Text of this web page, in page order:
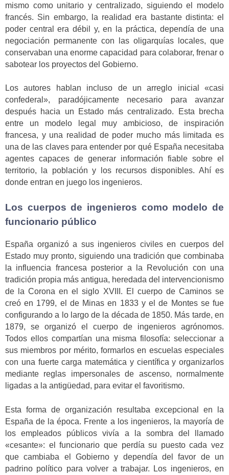
mismo como unitario y centralizado, siguiendo el modelo
francés. Sin embargo, la realidad era bastante distinta: el
poder central era débil y, en la práctica, dependía de una
negociación permanente con las oligarquías locales, que
conservaban una enorme capacidad para colaborar, frenar o
sabotear los proyectos del Gobierno.
Los autores hablan incluso de un arreglo inicial «casi
confederal», paradójicamente necesario para avanzar
después hacia un Estado más centralizado. Esta brecha
entre un modelo legal muy ambicioso, de inspiración
francesa, y una realidad de poder mucho más limitada es
una de las claves para entender por qué España necesitaba
agentes capaces de generar información fiable sobre el
territorio, la población y los recursos disponibles. Ahí es
donde entran en juego los ingenieros.
Los cuerpos de ingenieros como modelo de
funcionario público
España organizó a sus ingenieros civiles en cuerpos del
Estado muy pronto, siguiendo una tradición que combinaba
la influencia francesa posterior a la Revolución con una
tradición propia más antigua, heredada del intervencionismo
de la Corona en el siglo XVIII. El cuerpo de Caminos se
creó en 1799, el de Minas en 1833 y el de Montes se fue
configurando a lo largo de la década de 1850. Más tarde, en
1879, se organizó el cuerpo de ingenieros agrónomos.
Todos ellos compartían una misma filosofía: seleccionar a
sus miembros por mérito, formarlos en escuelas especiales
con una fuerte carga matemática y científica y organizarlos
mediante reglas impersonales de ascenso, normalmente
ligadas a la antigüedad, para evitar el favoritismo.
Esta forma de organización resultaba excepcional en la
España de la época. Frente a los ingenieros, la mayoría de
los empleados públicos vivía a la sombra del llamado
«cesante»: el funcionario que perdía su puesto cada vez
que cambiaba el Gobierno y dependía del favor de un
padrino político para volver a trabajar. Los ingenieros, en